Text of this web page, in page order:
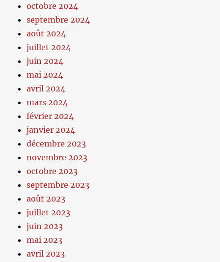
octobre 2024
septembre 2024
août 2024
juillet 2024
juin 2024
mai 2024
avril 2024
mars 2024
février 2024
janvier 2024
décembre 2023
novembre 2023
octobre 2023
septembre 2023
août 2023
juillet 2023
juin 2023
mai 2023
avril 2023